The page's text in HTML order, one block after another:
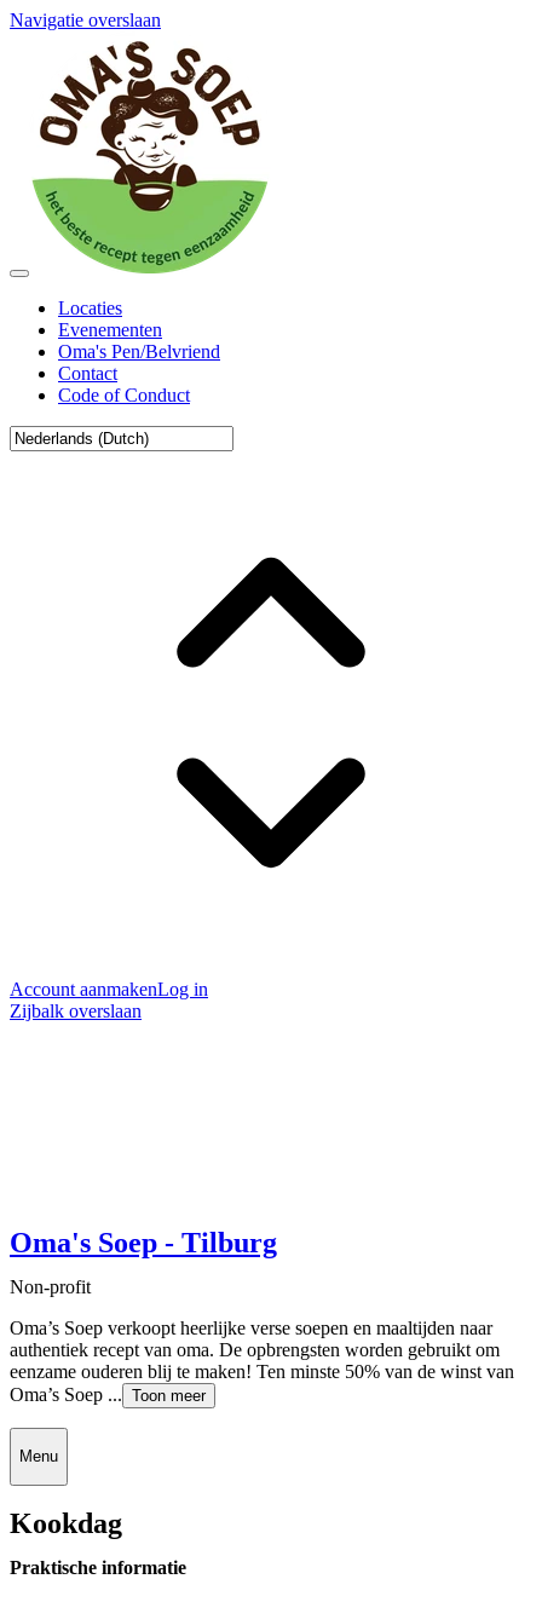
Navigatie overslaan
Locaties
Evenementen
Oma's Pen/Belvriend
Contact
Code of Conduct
Account aanmakenLog in
Zijbalk overslaan
Oma's Soep - Tilburg
Non-profit
Oma’s Soep verkoopt heerlijke verse soepen en maaltijden naar
authentiek recept van oma. De opbrengsten worden gebruikt om
eenzame ouderen blij te maken! Ten minste 50% van de winst van
Oma’s Soep ... Toon meer
Menu
Kookdag
Praktische informatie